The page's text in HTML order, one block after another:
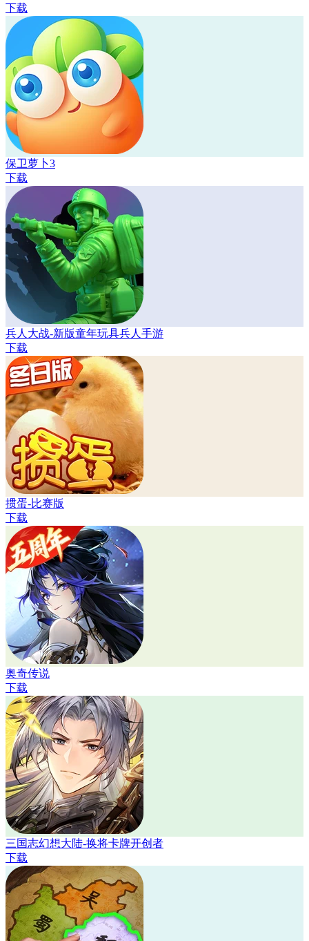
下载
保卫萝卜3
下载
兵人大战-新版童年玩具兵人手游
下载
掼蛋-比赛版
下载
奥奇传说
下载
三国志幻想大陆-换将卡牌开创者
下载